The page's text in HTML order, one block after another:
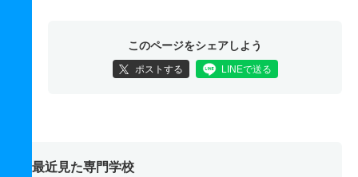
このページをシェアしよう
ポストする LINEで送る
最近見た専門学校